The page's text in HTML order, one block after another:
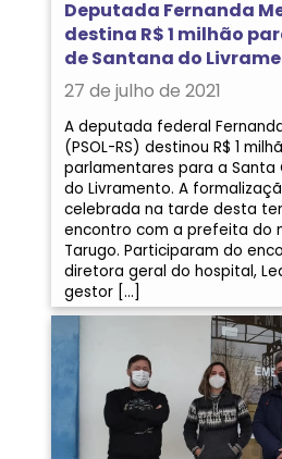
Deputada Fernanda
destina R$ 1 milhão
de Santana do
27 de julho de 2021
A deputada federal
(PSOL-RS) destinou R$ 1
parlamentares para a Santa
do Livramento. A
celebrada na tarde desta
encontro com a prefeita do
Tarugo. Participaram do
diretora geral do hospital,
gestor […]